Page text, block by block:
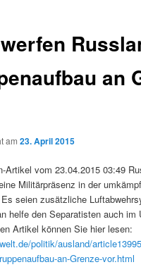
an
am23. April 2015
Artikel vom 23.04.2015 03:49
Militärpräsenz in der
seien zusätzliche
helfe den Separatisten auch im
Artikel können Sie hier lesen:
politik/ausland/
an-Grenze-vor.html